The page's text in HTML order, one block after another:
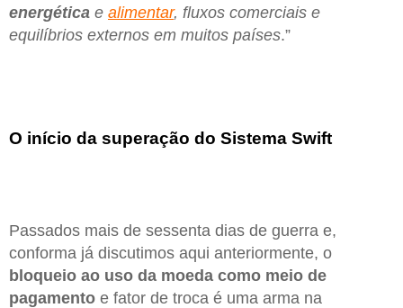
energética e alimentar, fluxos comerciais e
equilíbrios externos em muitos países.”
O início da superação do Sistema Swift
Passados mais de sessenta dias de guerra e,
conforma já discutimos aqui anteriormente, o
bloqueio ao uso da moeda como meio de
pagamento e fator de troca é uma arma na